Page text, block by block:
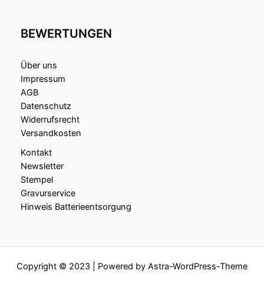
BEWERTUNGEN
Über uns
Impressum
AGB
Datenschutz
Widerrufsrecht
Versandkosten
Kontakt
Newsletter
Stempel
Gravurservice
Hinweis Batterieentsorgung
Copyright © 2023 | Powered by Astra-WordPress-Theme